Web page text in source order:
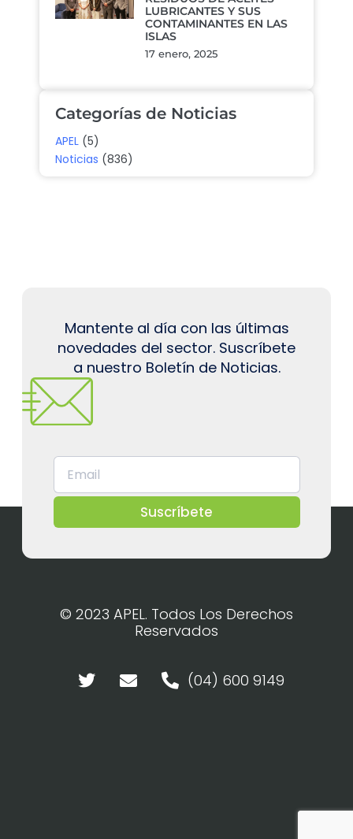
LUBRICANTES Y SUS
CONTAMINANTES EN LAS
ISLAS
17 enero, 2025
Categorías de Noticias
APEL (5)
Noticias (836)
Mantente al día con las últimas
novedades del sector. Suscríbete
a nuestro Boletín de Noticias.
Suscríbete
© 2023 APEL. Todos Los Derechos
Reservados
(04) 600 9149